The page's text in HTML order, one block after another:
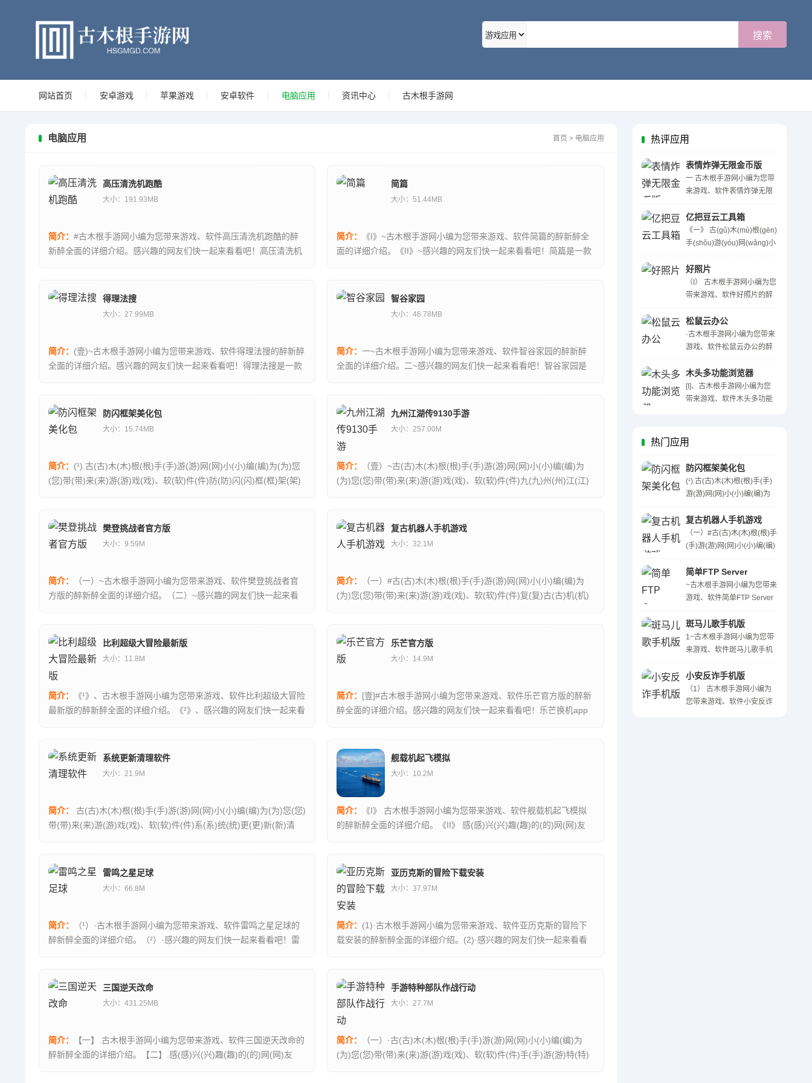
网站首页 安卓游戏 苹果游戏 安卓软件 电脑应用 资讯中心 古木根手游网
热评应用
表情炸弹无限金币版
一 古木根手游网小编为您带
来游戏、软件表情炸弹无限
介绍。感兴趣的网友们快一
起来看看吧！表情炸弹无限
金币版是一款非常有趣的手
亿把豆云工具箱
《一》 古(gǔ)木(mù)根(gēn)
手(shǒu)游(yóu)网(wǎng)小
带(dài)来(lái)游(yóu)戏(xì)、
软(ruǎn)件(jiàn)亿(yì)把(bǎ)
豆(dò ...
好照片
（I） 古木根手游网小编为您
带来游戏、软件好照片的醉
感兴趣的网友们快一起来看
看吧！好照片国内首款 HDR
影像后期处理软件。采用国
松鼠云办公
·古木根手游网小编为您带来
游戏、软件松鼠云办公的醉
趣的网友们快一起来看看
吧！松鼠云办公是一款十分
不错的浏览器插件，它可以
木头多功能浏览器
[I]、古木根手游网小编为您
带来游戏、软件木头多功能
快一起来看看吧！木头浏览
功能齐全的浏览 ...
热门应用
防闪框架美化包
(¹).古(古)木(木)根(根)手(手)
游(游)网(网)小(小)编(编)为
戏(戏)、软(软)件(件)防(防)闪
(闪)框(框)架(架)美(美)化(化)
包(包)的(的)醉(醉)新( ...
复古机器人手机游戏
（一）#古(古)木(木)根(根)手
(手)游(游)网(网)小(小)编(编)
(游)戏(戏)、软(软)件(件)复
(复)古(古)机(机)器(器)人(人)
手(手)机(机)游(游)戏(戏)的
简单FTP Server
~古木根手游网小编为您带来
游戏、软件简单FTP Server
感兴趣的网友们快一起来看
看吧！简单FTP Server是一
款简易的FTP服务器软件，
斑马儿歌手机版
1~古木根手游网小编为您带
来游戏、软件斑马儿歌手机
绍。感兴趣的网友们快一起
来看看吧！斑马儿歌手机版
是一个专门为儿童打造的手
小安反诈手机版
（1） 古木根手游网小编为
您带来游戏、软件小安反诈
电脑应用 首页 > 电脑应用
高压清洗机跑酷
大小：191.93MB
简介： #古木根手游网小编为您带来游戏、软件高压清洗机跑酷的醉
新醉全面的详细介绍。感兴趣的网友们快一起来看看吧！高压清洗机
简篇
大小：51.44MB
简介：
《I》~古木根手游网小编为您带来游戏、软件简篇的醉新醉全
面的详细介绍。《II》~感兴趣的网友们快一起来看看吧！简篇是一款
得理法搜
大小：27.99MB
简介： (壹)~古木根手游网小编为您带来游戏、软件得理法搜的醉新醉
全面的详细介绍。感兴趣的网友们快一起来看看吧！得理法搜是一款
智谷家园
大小：46.78MB
简介：一~古木根手游网小编为您带来游戏、软件智谷家园的醉新醉
全面的详细介绍。二~感兴趣的网友们快一起来看看吧！智谷家园是
防闪框架美化包
大小：15.74MB
简介： (¹).古(古)木(木)根(根)手(手)游(游)网(网)小(小)编(编)为(为)您
(您)带(带)来(来)游(游)戏(戏)、软(软)件(件)防(防)闪(闪)框(框)架(架)
九州江湖传9130手游
大小：257.00M
简介：
（壹）~古(古)木(木)根(根)手(手)游(游)网(网)小(小)编(编)为
(为)您(您)带(带)来(来)游(游)戏(戏)、软(软)件(件)九(九)州(州)江(江)
樊登挑战者官方版
大小：9.59M
简介：
（一）~古木根手游网小编为您带来游戏、软件樊登挑战者官
方版的醉新醉全面的详细介绍。（二）~感兴趣的网友们快一起来看
复古机器人手机游戏
大小：32.1M
简介：
（一）#古(古)木(木)根(根)手(手)游(游)网(网)小(小)编(编)为
(为)您(您)带(带)来(来)游(游)戏(戏)、软(软)件(件)复(复)古(古)机(机)
比利超级大冒险最新版
大小：11.8M
简介：
《¹》、古木根手游网小编为您带来游戏、软件比利超级大冒险
最新版的醉新醉全面的详细介绍。《²》、感兴趣的网友们快一起来看
乐芒官方版
大小：14.9M
简介： [壹]#古木根手游网小编为您带来游戏、软件乐芒官方版的醉新
醉全面的详细介绍。感兴趣的网友们快一起来看看吧！乐芒换机app
系统更新清理软件
大小：21.9M
简介：
古(古)木(木)根(根)手(手)游(游)网(网)小(小)编(编)为(为)您(您)
带(带)来(来)游(游)戏(戏)、软(软)件(件)系(系)统(统)更(更)新(新)清
舰载机起飞模拟
大小：10.2M
简介：
《I》 古木根手游网小编为您带来游戏、软件舰载机起飞模拟
的醉新醉全面的详细介绍。《II》 感(感)兴(兴)趣(趣)的(的)网(网)友
雷鸣之星足球
大小：66.8M
简介：
（¹）·古木根手游网小编为您带来游戏、软件雷鸣之星足球的
醉新醉全面的详细介绍。（²）·感兴趣的网友们快一起来看看吧！雷
亚历克斯的冒险下载安装
大小：37.97M
简介： (1)·古木根手游网小编为您带来游戏、软件亚历克斯的冒险下
载安装的醉新醉全面的详细介绍。(2)·感兴趣的网友们快一起来看看
三国逆天改命
大小：431.25MB
简介：
【一】.古木根手游网小编为您带来游戏、软件三国逆天改命的
醉新醉全面的详细介绍。【二】.感(感)兴(兴)趣(趣)的(的)网(网)友
手游特种部队作战行动
大小：27.7M
简介：
（一）·古(古)木(木)根(根)手(手)游(游)网(网)小(小)编(编)为
(为)您(您)带(带)来(来)游(游)戏(戏)、软(软)件(件)手(手)游(游)特(特)